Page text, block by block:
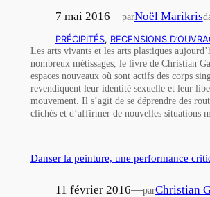
7 mai 2016—parNoël Marikris
PRÉCIPITÉS, RECENSIONS
Les arts vivants et les arts plastiques
nombreux métissages, le livre de Christian
espaces nouveaux où sont actifs des corps
revendiquent leur identité sexuelle et leur
mouvement. Il s’agit de se déprendre des
clichés et d’affirmer de nouvelles situations
Danser la peinture, une performance
11 février 2016—parChristian